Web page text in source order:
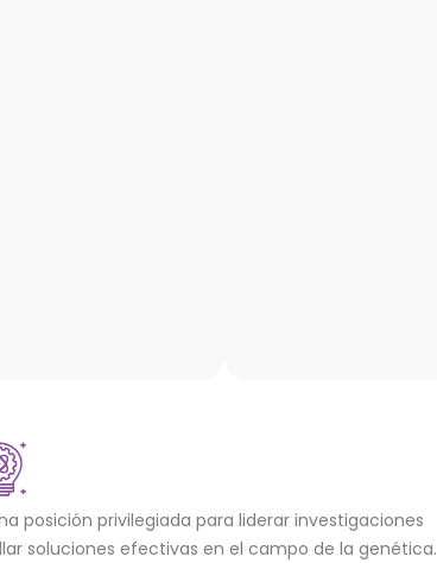
posición privilegiada para liderar investigaciones
soluciones efectivas en el campo de la genética.